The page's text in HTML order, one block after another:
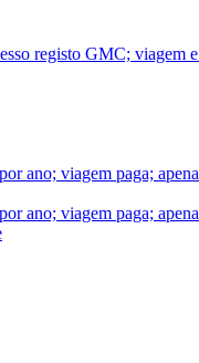
registo GMC; viagem
ano; viagem paga;
ano; viagem paga;